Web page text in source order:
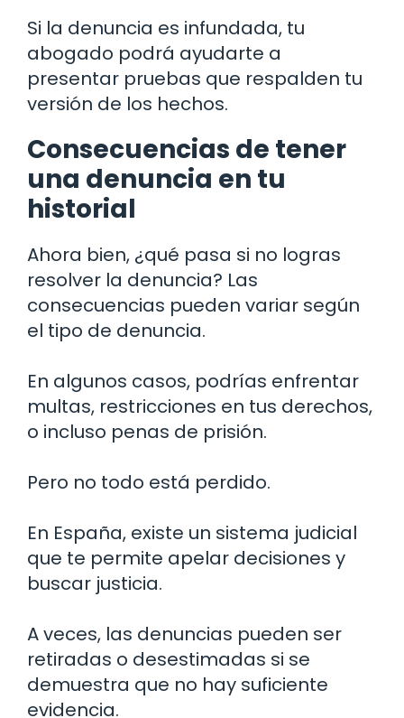
Si la denuncia es infundada, tu
abogado podrá ayudarte a
presentar pruebas que respalden tu
versión de los hechos.
Consecuencias de tener
una denuncia en tu
historial
Ahora bien, ¿qué pasa si no logras
resolver la denuncia? Las
consecuencias pueden variar según
el tipo de denuncia.
En algunos casos, podrías enfrentar
multas, restricciones en tus derechos,
o incluso penas de prisión.
Pero no todo está perdido.
En España, existe un sistema judicial
que te permite apelar decisiones y
buscar justicia.
A veces, las denuncias pueden ser
retiradas o desestimadas si se
demuestra que no hay suficiente
evidencia.